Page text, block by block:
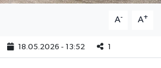
A- A+
18.05.2026 - 13:52 1